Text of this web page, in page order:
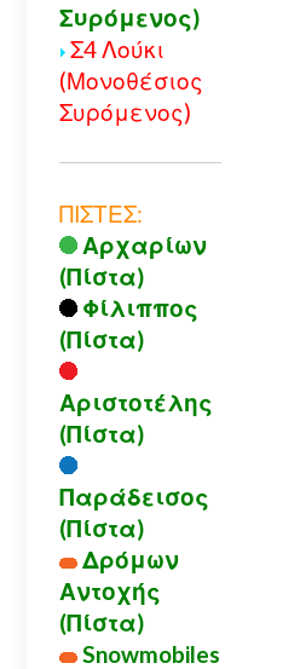
Συρόμενος)
Σ4 Λούκι
(Μονοθέσιος
Συρόμενος)
ΠΙΣΤΕΣ:
Αρχαρίων
(Πίστα)
Φίλιππος
(Πίστα)
Αριστοτέλης
(Πίστα)
Παράδεισος
(Πίστα)
Δρόμων
Αντοχής
(Πίστα)
Snowmobiles